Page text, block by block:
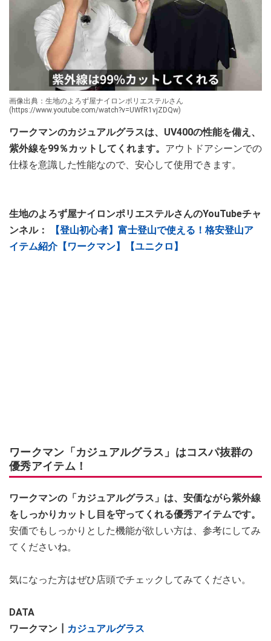
画像出典：生地のよろず屋ナイロンポリエステルさん
(https://www.youtube.com/watch?v=UWfR1vjZDQw)
ワークマンのカジュアルグラスは、UV400の性能を備え、
紫外線を99％カットしてくれます。 アウトドアシーンでの
仕様を意識した性能なので、安心して使用できます。
生地のよろず屋ナイロンポリエステルさんのYouTubeチャ
ンネル：
【登山初心者】富士登山で使える！格安登山ア
イテム紹介【ワークマン】【ユニクロ】
ワークマン「カジュアルグラス」はコスパ抜群の
優秀アイテム！
ワークマンの「カジュアルグラス」は、安価ながら紫外線
をしっかりカットし目を守ってくれる優秀アイテムです。
安価でもしっかりとした機能が欲しい方は、参考にしてみ
てくださいね。
気になった方はぜひ店頭でチェックしてみてください。
DATA
ワークマン┃ カジュアルグラス